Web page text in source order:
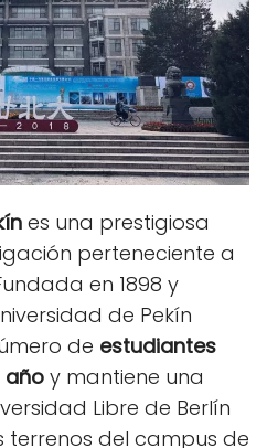
es una prestigiosa
perteneciente a
en 1898 y
de Pekín
de estudiantes
año y mantiene una
Libre de Berlín
terrenos del campus de